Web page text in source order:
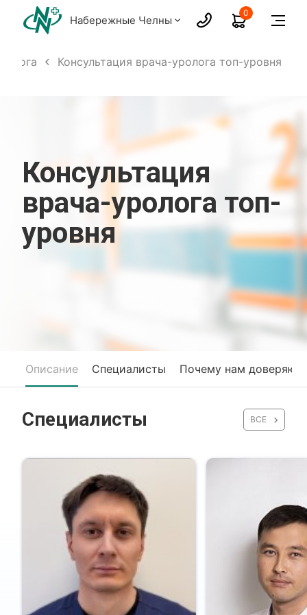
Набережные Челны
0
Консультация врача-уролога топ-уровня
Консультация
врача-уролога топ-
уровня
Описание Специалисты Почему нам доверяют
Специалисты ВСЕ